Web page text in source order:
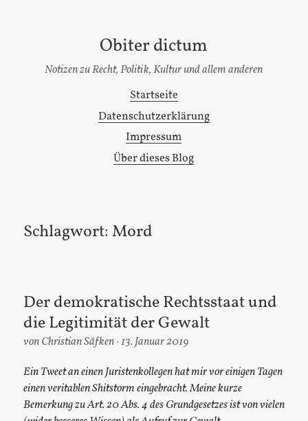
springen]
Obiter dictum
Notizen zu Recht, Politik, Kultur und allem anderen
Hauptmenü
Startseite
Datenschutzerklärung
Impressum
Über dieses Blog
Schlagwort: Mord
Der demokratische Rechtsstaat und
die Legitimität der Gewalt
vonChristian Säfken 13. Januar 2019
Ein Tweet an einen Juristenkollegen hat mir vor einigen Tagen
einen veritablen Shitstorm eingebracht. Meine kurze
Bemerkung zu Art. 20 Abs. 4 des Grundgesetzes ist von vielen